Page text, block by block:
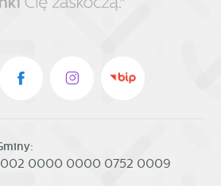
0000 0000 0752 0009